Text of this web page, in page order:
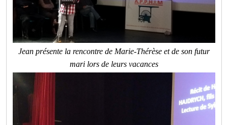
Jean présente la rencontre de Marie-Thérèse et de son futur
mari lors de leurs vacances